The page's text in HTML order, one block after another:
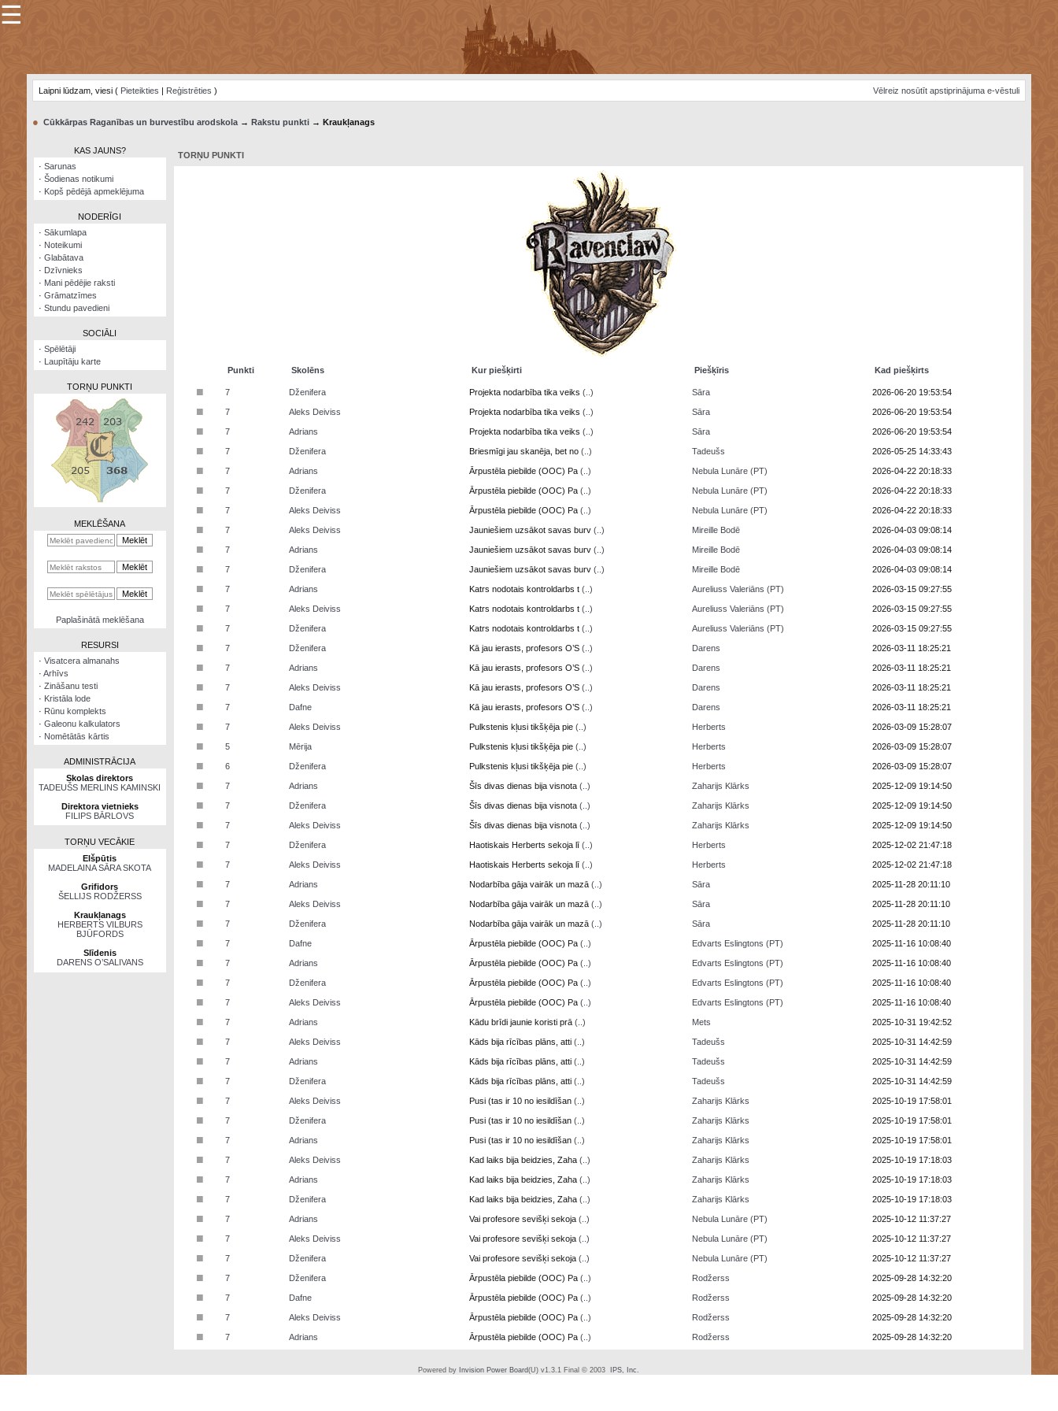
×
Šodienas
Visatcera
almanahs
kalkulators
☰
Laipni lūdzam, viesi ( Pieteikties | Reģistrēties ) Vēlreiz nosūtīt apstiprinājuma e-vēstuli
● Cūkkārpas Raganības un burvestību arodskola→ Rakstu punkti→ Kraukļanags
KAS JAUNS?
· Sarunas
· Šodienas notikumi
· Kopš pēdējā apmeklējuma
NODERĪGI
· Sākumlapa
· Noteikumi
· Glabātava
· Dzīvnieks
· Mani pēdējie raksti
· Grāmatzīmes
· Stundu pavedieni
SOCIĀLI
· Spēlētāji
· Laupītāju karte
TORŅU PUNKTI
MEKLĒŠANA
Paplašinātā meklēšana
RESURSI
· Visatcera almanahs
· Arhīvs
· Zināšanu testi
· Kristāla lode
· Rūnu komplekts
· Galeonu kalkulators
· Nomētātās kārtis
ADMINISTRĀCIJA
Skolas direktors
TADEUŠS MERLINS KAMINSKI
Direktora vietnieks
FILIPS BĀRLOVS
TORŅU VECĀKIE
Elšpūtis
MADELAINA SĀRA SKOTA
Grifidors
ŠELLIJS RODŽERSS
Kraukļanags
HERBERTS VILBURS
BJŪFORDS
Slīdenis
DARENS O’SALIVANS
TORŅU PUNKTI
Punkti Skolēns Kur piešķirti Piešķīris Kad piešķirts
■ 7 Dženifera Projekta nodarbība tika veiks (..) Sāra 2026-06-20 19:53:54
■ 7 Aleks Deiviss Projekta nodarbība tika veiks (..) Sāra 2026-06-20 19:53:54
■ 7 Adrians Projekta nodarbība tika veiks (..) Sāra 2026-06-20 19:53:54
■ 7 Dženifera Briesmīgi jau skanēja, bet no (..) Tadeušs 2026-05-25 14:33:43
■ 7 Adrians Ārpustēla piebilde (OOC) Pa (..) Nebula Lunāre (PT) 2026-04-22 20:18:33
■ 7 Dženifera Ārpustēla piebilde (OOC) Pa (..) Nebula Lunāre (PT) 2026-04-22 20:18:33
■ 7 Aleks Deiviss Ārpustēla piebilde (OOC) Pa (..) Nebula Lunāre (PT) 2026-04-22 20:18:33
■ 7 Aleks Deiviss Jauniešiem uzsākot savas burv (..) Mireille Bodē 2026-04-03 09:08:14
■ 7 Adrians Jauniešiem uzsākot savas burv (..) Mireille Bodē 2026-04-03 09:08:14
■ 7 Dženifera Jauniešiem uzsākot savas burv (..) Mireille Bodē 2026-04-03 09:08:14
■ 7 Adrians Katrs nodotais kontroldarbs t (..) Aureliuss Valeriāns (PT) 2026-03-15 09:27:55
■ 7 Aleks Deiviss Katrs nodotais kontroldarbs t (..) Aureliuss Valeriāns (PT) 2026-03-15 09:27:55
■ 7 Dženifera Katrs nodotais kontroldarbs t (..) Aureliuss Valeriāns (PT) 2026-03-15 09:27:55
■ 7 Dženifera Kā jau ierasts, profesors O’S (..) Darens 2026-03-11 18:25:21
■ 7 Adrians Kā jau ierasts, profesors O’S (..) Darens 2026-03-11 18:25:21
■ 7 Aleks Deiviss Kā jau ierasts, profesors O’S (..) Darens 2026-03-11 18:25:21
■ 7 Dafne Kā jau ierasts, profesors O’S (..) Darens 2026-03-11 18:25:21
■ 7 Aleks Deiviss Pulkstenis kļusi tikšķēja pie (..) Herberts 2026-03-09 15:28:07
■ 5 Mērija Pulkstenis kļusi tikšķēja pie (..) Herberts 2026-03-09 15:28:07
■ 6 Dženifera Pulkstenis kļusi tikšķēja pie (..) Herberts 2026-03-09 15:28:07
■ 7 Adrians Šīs divas dienas bija visnota (..) Zaharijs Klārks 2025-12-09 19:14:50
■ 7 Dženifera Šīs divas dienas bija visnota (..) Zaharijs Klārks 2025-12-09 19:14:50
■ 7 Aleks Deiviss Šīs divas dienas bija visnota (..) Zaharijs Klārks 2025-12-09 19:14:50
■ 7 Dženifera Haotiskais Herberts sekoja lī (..) Herberts 2025-12-02 21:47:18
■ 7 Aleks Deiviss Haotiskais Herberts sekoja lī (..) Herberts 2025-12-02 21:47:18
■ 7 Adrians Nodarbība gāja vairāk un mazā (..) Sāra 2025-11-28 20:11:10
■ 7 Aleks Deiviss Nodarbība gāja vairāk un mazā (..) Sāra 2025-11-28 20:11:10
■ 7 Dženifera Nodarbība gāja vairāk un mazā (..) Sāra 2025-11-28 20:11:10
■ 7 Dafne Ārpustēla piebilde (OOC) Pa (..) Edvarts Eslingtons (PT) 2025-11-16 10:08:40
■ 7 Adrians Ārpustēla piebilde (OOC) Pa (..) Edvarts Eslingtons (PT) 2025-11-16 10:08:40
■ 7 Dženifera Ārpustēla piebilde (OOC) Pa (..) Edvarts Eslingtons (PT) 2025-11-16 10:08:40
■ 7 Aleks Deiviss Ārpustēla piebilde (OOC) Pa (..) Edvarts Eslingtons (PT) 2025-11-16 10:08:40
■ 7 Adrians Kādu brīdi jaunie koristi prā (..) Mets 2025-10-31 19:42:52
■ 7 Aleks Deiviss Kāds bija rīcības plāns, atti (..) Tadeušs 2025-10-31 14:42:59
■ 7 Adrians Kāds bija rīcības plāns, atti (..) Tadeušs 2025-10-31 14:42:59
■ 7 Dženifera Kāds bija rīcības plāns, atti (..) Tadeušs 2025-10-31 14:42:59
■ 7 Aleks Deiviss Pusi (tas ir 10 no iesildīšan (..) Zaharijs Klārks 2025-10-19 17:58:01
■ 7 Dženifera Pusi (tas ir 10 no iesildīšan (..) Zaharijs Klārks 2025-10-19 17:58:01
■ 7 Adrians Pusi (tas ir 10 no iesildīšan (..) Zaharijs Klārks 2025-10-19 17:58:01
■ 7 Aleks Deiviss Kad laiks bija beidzies, Zaha (..) Zaharijs Klārks 2025-10-19 17:18:03
■ 7 Adrians Kad laiks bija beidzies, Zaha (..) Zaharijs Klārks 2025-10-19 17:18:03
■ 7 Dženifera Kad laiks bija beidzies, Zaha (..) Zaharijs Klārks 2025-10-19 17:18:03
■ 7 Adrians Vai profesore sevišķi sekoja (..) Nebula Lunāre (PT) 2025-10-12 11:37:27
■ 7 Aleks Deiviss Vai profesore sevišķi sekoja (..) Nebula Lunāre (PT) 2025-10-12 11:37:27
■ 7 Dženifera Vai profesore sevišķi sekoja (..) Nebula Lunāre (PT) 2025-10-12 11:37:27
■ 7 Dženifera Ārpustēla piebilde (OOC) Pa (..) Rodžerss 2025-09-28 14:32:20
■ 7 Dafne Ārpustēla piebilde (OOC) Pa (..) Rodžerss 2025-09-28 14:32:20
■ 7 Aleks Deiviss Ārpustēla piebilde (OOC) Pa (..) Rodžerss 2025-09-28 14:32:20
■ 7 Adrians Ārpustēla piebilde (OOC) Pa (..) Rodžerss 2025-09-28 14:32:20
Powered by Invision Power Board(U) v1.3.1 Final © 2003 IPS, Inc.